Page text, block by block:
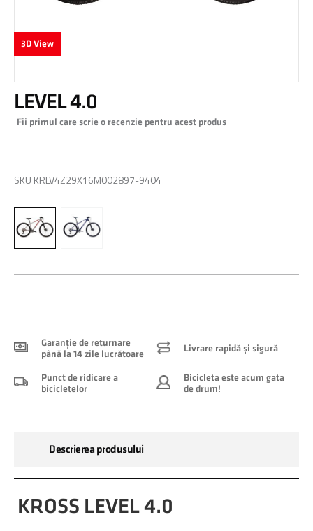
3D View
the
beginning
gallery
LEVEL 4.0
Fii primul care scrie o recenzie pentru acest produs
SKU KRLV4Z29X16M002897-9404
Garanție de returnare
până la 14 zile lucrătoare
Livrare rapidă și sigură
Punct de ridicare a
bicicletelor
Bicicleta este acum gata
de drum!
Descrierea produsului
KROSS LEVEL 4.0